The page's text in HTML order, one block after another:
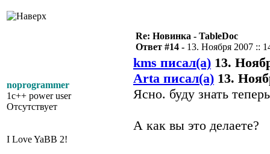
noprogrammer
1c++ power user
Отсутствует
I Love YaBB 2!
Re: Новинка - TableDoc
Ответ #14 - 13. Ноября 2007 ::
kms писал(а) 13.
Arta писал(а) 13.
Ясно. буду знать теперь
А как вы это делаете?